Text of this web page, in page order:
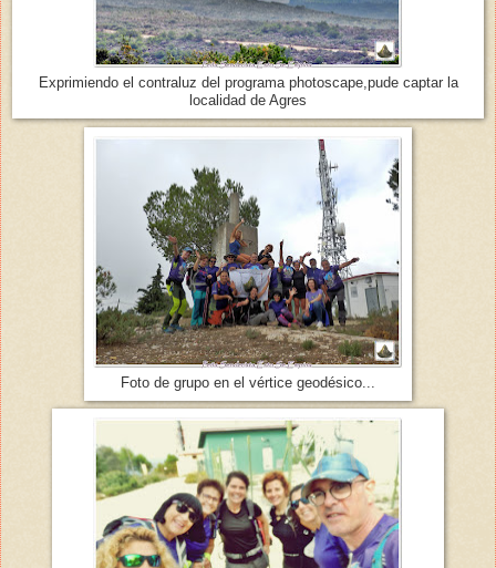
Exprimiendo el contraluz del programa photoscape,pude captar la
localidad de Agres
Foto de grupo en el vértice geodésico...